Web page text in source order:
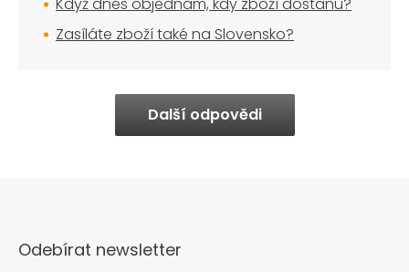
Zasíláte zboží také na Slovensko?
Další odpovědi
Odebírat newsletter